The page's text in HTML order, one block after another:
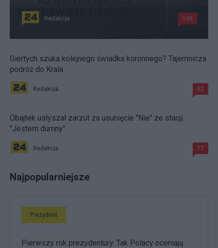
Redakcja 106
Giertych szuka kolejnego świadka koronnego? Tajemnicza
podróż do Krala
Redakcja 52
Obajtek usłyszał zarzut za usunięcie "Nie" ze stacji.
"Jestem dumny"
Redakcja 77
Najpopularniejsze
Prezydent
Pierwszy rok prezydentury. Tak Polacy oceniają